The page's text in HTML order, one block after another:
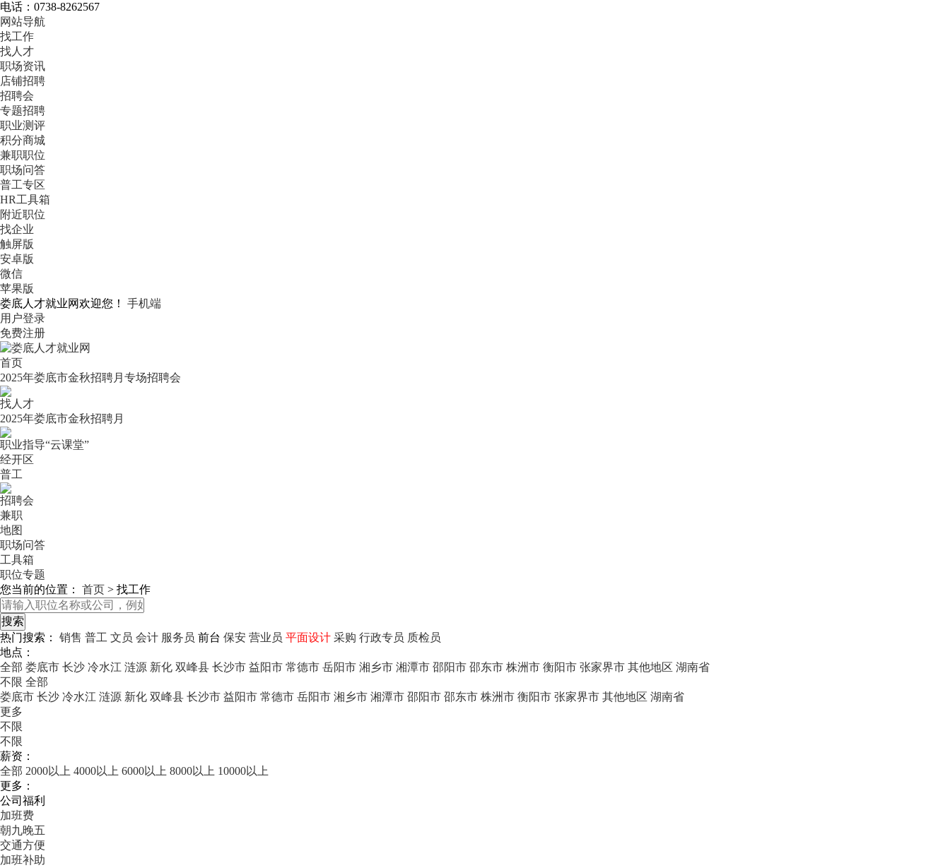
电话：0738-8262567
网站导航
找工作
找人才
职场资讯
店铺招聘
招聘会
专题招聘
职业测评
积分商城
兼职职位
职场问答
普工专区
HR工具箱
附近职位
找企业
触屏版
安卓版
微信
苹果版
娄底人才就业网欢迎您！
手机端
用户登录
免费注册
首页
2025年娄底市金秋招聘月专场招聘会
找人才
2025年娄底市金秋招聘月
职业指导“云课堂”
经开区
普工
招聘会
兼职
地图
职场问答
工具箱
职位专题
您当前的位置： 首页 > 找工作
热门搜索： 销售 普工 文员 会计 服务员 前台 保安 营业员 平面设计 采购 行政专员 质检员
地点：
全部 娄底市 长沙 冷水江 涟源 新化 双峰县 长沙市 益阳市 常德市 岳阳市 湘乡市 湘潭市 邵阳市 邵东市 株洲市 衡阳市 张家界市 其他地区 湖南省
不限 全部
娄底市 长沙 冷水江 涟源 新化 双峰县 长沙市 益阳市 常德市 岳阳市 湘乡市 湘潭市 邵阳市 邵东市 株洲市 衡阳市 张家界市 其他地区 湖南省
更多
不限
不限
薪资：
全部 2000以上 4000以上 6000以上 8000以上 10000以上
更多：
公司福利
加班费
朝九晚五
交通方便
加班补助